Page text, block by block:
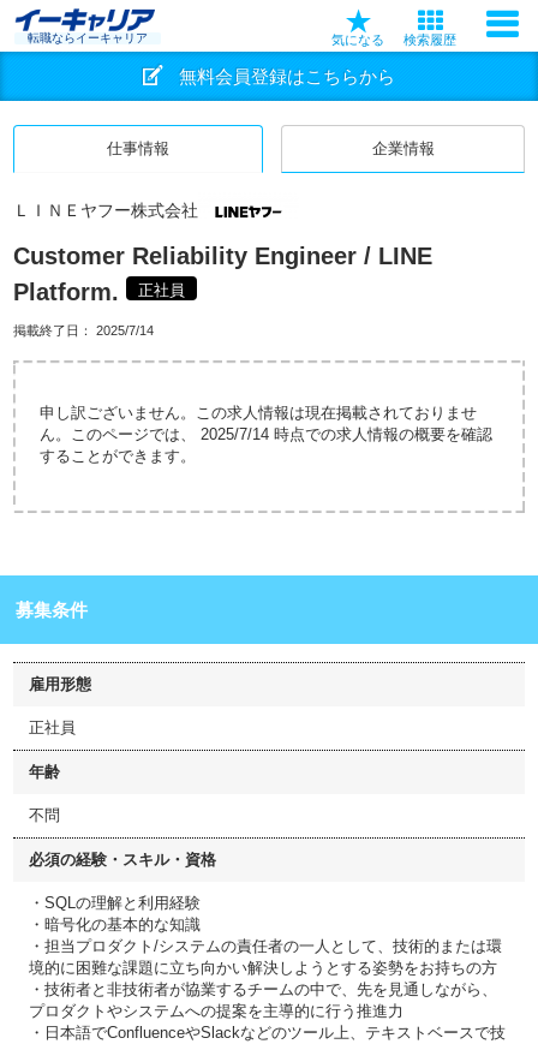
転職ならイーキャリア 気になる 検索履歴
無料会員登録はこちらから
仕事情報 企業情報
ＬＩＮＥヤフー株式会社
Customer Reliability Engineer / LINE
Platform.
正社員
掲載終了日： 2025/7/14
申し訳ございません。この求人情報は現在掲載されておりませ
ん。このページでは、 2025/7/14 時点での求人情報の概要を確認
することができます。
募集条件
雇用形態
正社員
年齢
不問
必須の経験・スキル・資格
・SQLの理解と利用経験
・暗号化の基本的な知識
・担当プロダクト/システムの責任者の一人として、技術的または環
境的に困難な課題に立ち向かい解決しようとする姿勢をお持ちの方
・技術者と非技術者が協業するチームの中で、先を見通しながら、
プロダクトやシステムへの提案を主導的に行う推進力
・日本語でConfluenceやSlackなどのツール上、テキストベースで技